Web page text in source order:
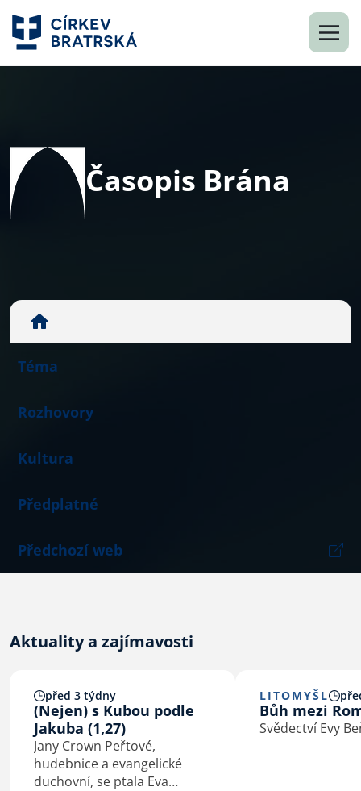
Časopis Brána
Téma
Rozhovory
Kultura
Předplatné
Předchozí web
Aktuality a zajímavosti
před 3 týdny
(Nejen) s Kubou podle
Jakuba (1,27)
Jany Crown Peřtové,
hudebnice a evangelické
duchovní, se ptala Eva
LITOMYŠL
Bůh mezi
Svědectví Evy